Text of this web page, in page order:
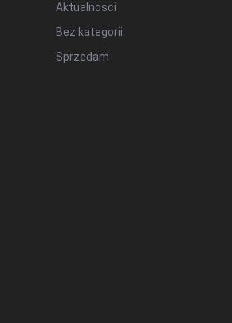
Aktualnosci
Bez kategorii
Sprzedam